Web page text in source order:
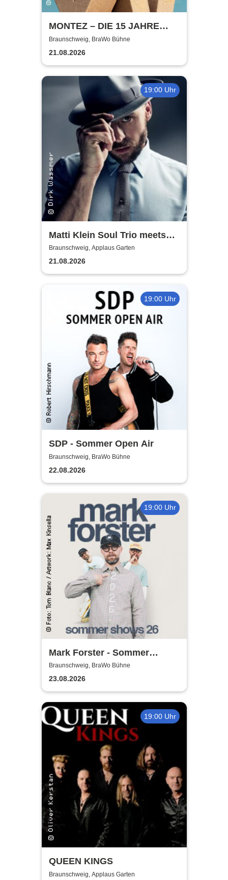
MONTEZ – DIE 15 JAHRE
MONTEZ – TOUR
Braunschweig, BraWo Bühne
21.08.2026
19:00 Uhr
Matti Klein Soul Trio meets
Max Mutzke
Braunschweig, Applaus Garten
21.08.2026
19:00 Uhr
SDP - Sommer Open Air
Braunschweig, BraWo Bühne
22.08.2026
19:00 Uhr
Mark Forster - Sommer
Shows 2026
Braunschweig, BraWo Bühne
23.08.2026
19:00 Uhr
QUEEN KINGS
Braunschweig, Applaus Garten